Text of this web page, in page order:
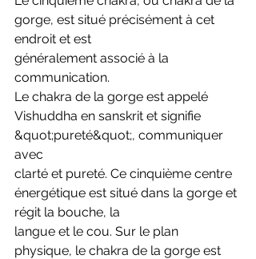
gorge, est situé précisément à cet
endroit et est
généralement associé à la
communication.
Le chakra de la gorge est appelé
Vishuddha en sanskrit et signifie
&quot;pureté&quot;, communiquer
avec
clarté et pureté. Ce cinquième centre
énergétique est situé dans la gorge et
régit la bouche, la
langue et le cou. Sur le plan
physique, le chakra de la gorge est